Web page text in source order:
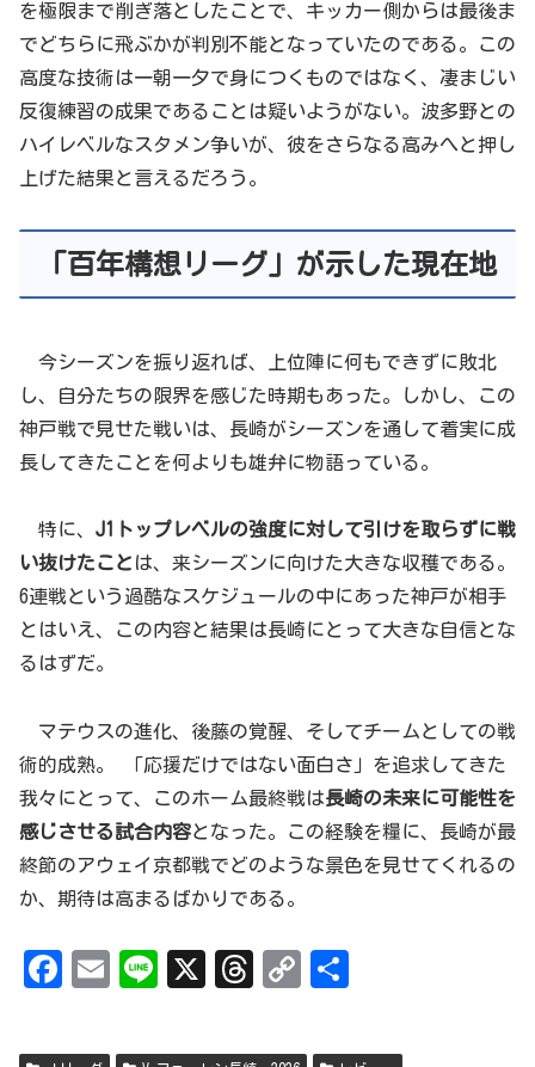
を極限まで削ぎ落としたことで、キッカー側からは最後ま
でどちらに飛ぶかが判別不能となっていたのである。この
高度な技術は一朝一夕で身につくものではなく、凄まじい
反復練習の成果であることは疑いようがない。波多野との
ハイレベルなスタメン争いが、彼をさらなる高みへと押し
上げた結果と言えるだろう。
「百年構想リーグ」が示した現在地
今シーズンを振り返れば、上位陣に何もできずに敗北
し、自分たちの限界を感じた時期もあった。しかし、この
神戸戦で見せた戦いは、長崎がシーズンを通して着実に成
長してきたことを何よりも雄弁に物語っている。
特に、 J1トップレベルの強度に対して引けを取らずに戦
い抜けたこと は、来シーズンに向けた大きな収穫である。
6連戦という過酷なスケジュールの中にあった神戸が相手
とはいえ、この内容と結果は長崎にとって大きな自信とな
るはずだ。
マテウスの進化、後藤の覚醒、そしてチームとしての戦
術的成熟。 「応援だけではない面白さ」を追求してきた
我々にとって、このホーム最終戦は長崎の未来に可能性を
感じさせる試合内容となった。この経験を糧に、長崎が最
終節のアウェイ京都戦でどのような景色を見せてくれるの
か、期待は高まるばかりである。
Fa
bo
Em
l
Li
X
Th
ad
Co
Li